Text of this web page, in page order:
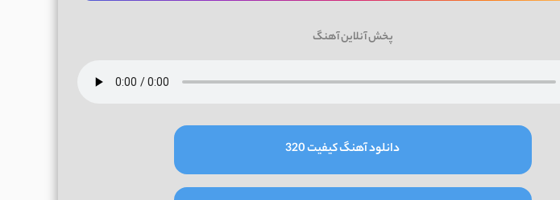
پخش آنلاین آهنگ
دانلود آهنگ کیفیت 320